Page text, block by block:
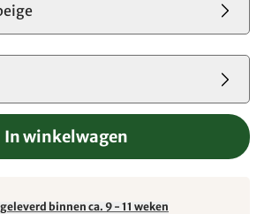
In winkelwagen
binnen ca. 9 - 11 weken